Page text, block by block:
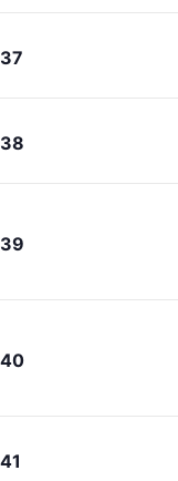
37
38
39
40
41